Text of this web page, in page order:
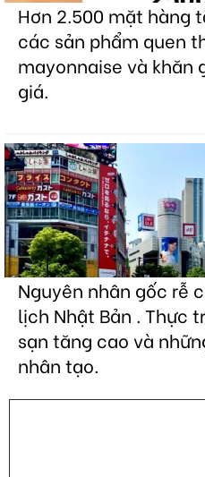
Hơn 2.500 mặt hàng
các sản phẩm quen
mayonnaise và khăn
giá.
Nguyên nhân gốc rễ
lịch Nhật Bản . Thực
sạn tăng cao và
nhân tạo.